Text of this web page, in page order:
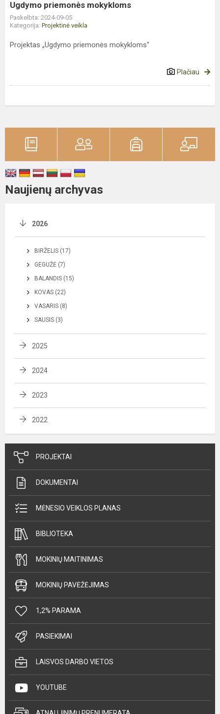
Ugdymo priemonės mokykloms
Paskelbta: 2024-09-05
Kategorija: Projektinė veikla
Projektas „Ugdymo priemonės mokykloms“
Plačiau
Naujienų archyvas
2026
BIRŽELIS (17)
GEGUŽĖ (7)
BALANDIS (15)
KOVAS (22)
VASARIS (8)
SAUSIS (3)
2025
2024
2023
2022
PROJEKTAI
DOKUMENTAI
MĖNESIO VEIKLOS PLANAS
BIBLIOTEKA
MOKINIŲ MAITINIMAS
MOKINIŲ PAVĖŽĖJIMAS
1,2% PARAMA
PASIEKIMAI
LAISVOS DARBO VIETOS
YOUTUBE